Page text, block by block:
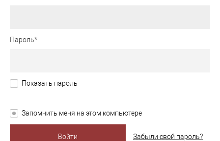
Пароль*
Показать пароль
Запомнить меня на этом компьютере
Забыли свой пароль?